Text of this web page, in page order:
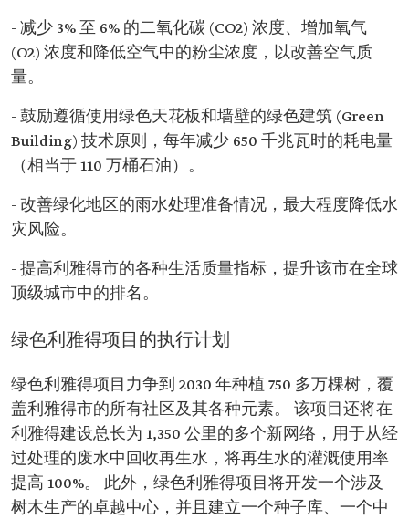
- 减少 3% 至 6% 的二氧化碳 (CO2) 浓度、增加氧气
(O2) 浓度和降低空气中的粉尘浓度，以改善空气质
量。
- 鼓励遵循使用绿色天花板和墙壁的绿色建筑 (Green
Building) 技术原则，每年减少 650 千兆瓦时的耗电量
（相当于 110 万桶石油）。
- 改善绿化地区的雨水处理准备情况，最大程度降低水
灾风险。
- 提高利雅得市的各种生活质量指标，提升该市在全球
顶级城市中的排名。
绿色利雅得项目的执行计划
绿色利雅得项目力争到 2030 年种植 750 多万棵树，覆
盖利雅得市的所有社区及其各种元素。 该项目还将在
利雅得建设总长为 1,350 公里的多个新网络，用于从经
过处理的废水中回收再生水，将再生水的灌溉使用率
提高 100%。 此外，绿色利雅得项目将开发一个涉及
树木生产的卓越中心，并且建立一个种子库、一个中